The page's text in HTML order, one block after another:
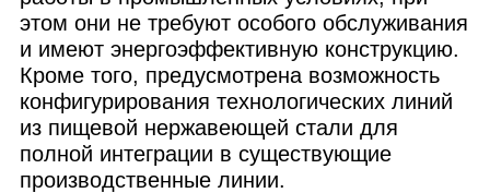
этом они не требуют особого обслуживания
и имеют энергоэффективную конструкцию.
Кроме того, предусмотрена возможность
конфигурирования технологических линий
из пищевой нержавеющей стали для
полной интеграции в существующие
производственные линии.